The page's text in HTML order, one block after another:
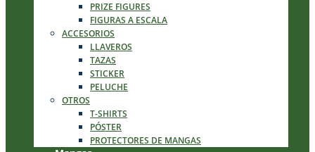
PRIZE FIGURES
FIGURAS A ESCALA
ACCESORIOS
LLAVEROS
TAZAS
STICKER
PELUCHE
OTROS
T-SHIRTS
PÓSTER
PROTECTORES DE MANGAS